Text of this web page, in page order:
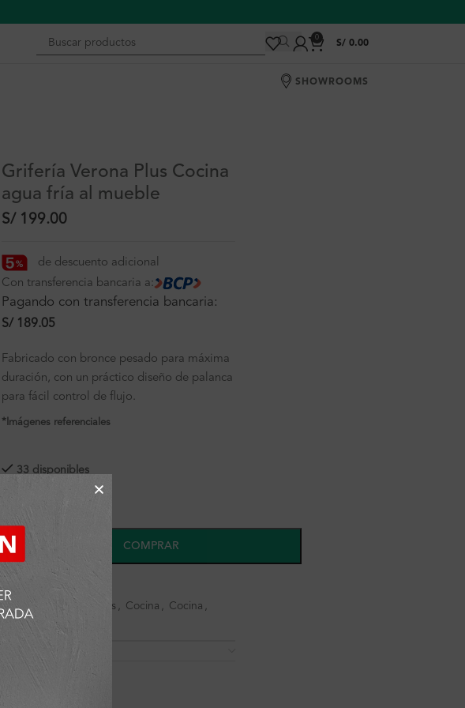
0
S/ 0.00
SHOWROOMS
Grifería Verona Plus Cocina
agua fría al mueble
S/199.00
de descuento adicional
Con transferencia bancaria a:
Pagando con transferencia bancaria:
S/189.05
Fabricado con bronce pesado para máxima
duración, con un práctico diseño de palanca
para fácil control de flujo.
*Imágenes referenciales
33 disponibles
COMPRAR
SKU:
Categorías:
Ambientes , Cocina , Cocina ,
Griferías